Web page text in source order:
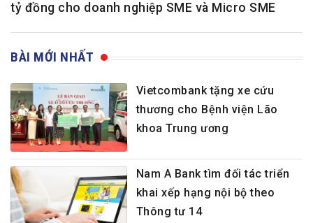
tỷ đồng cho doanh nghiệp SME và Micro SME
BÀI MỚI NHẤT
Vietcombank tặng xe cứu
thương cho Bệnh viện Lão
khoa Trung ương
Nam A Bank tìm đối tác triển
khai xếp hạng nội bộ theo
Thông tư 14